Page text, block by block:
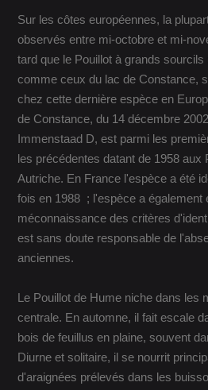
Sur les côtes européennes, la
observés entre mi-octobre et mi-
tard que le Pouillot à grands
comme ceux du lac de Constance,
chez cette dernière espèce en
de Constance, du 14 décembre
Immenstaad D, est parmi les
les précédentes datant de 1958
Autriche. En France l'espèce a été
fois en 1988 ; l'espèce a également
méconnaissance des critères
est sans doute responsable de
anciennes.
Le Pouillot de Hume niche dans les
centrale. En automne, il fait escale
bois de feuillus en plaine, souvent
Diurne et solitaire, il se nourrit
d'araignées prélevés dans les